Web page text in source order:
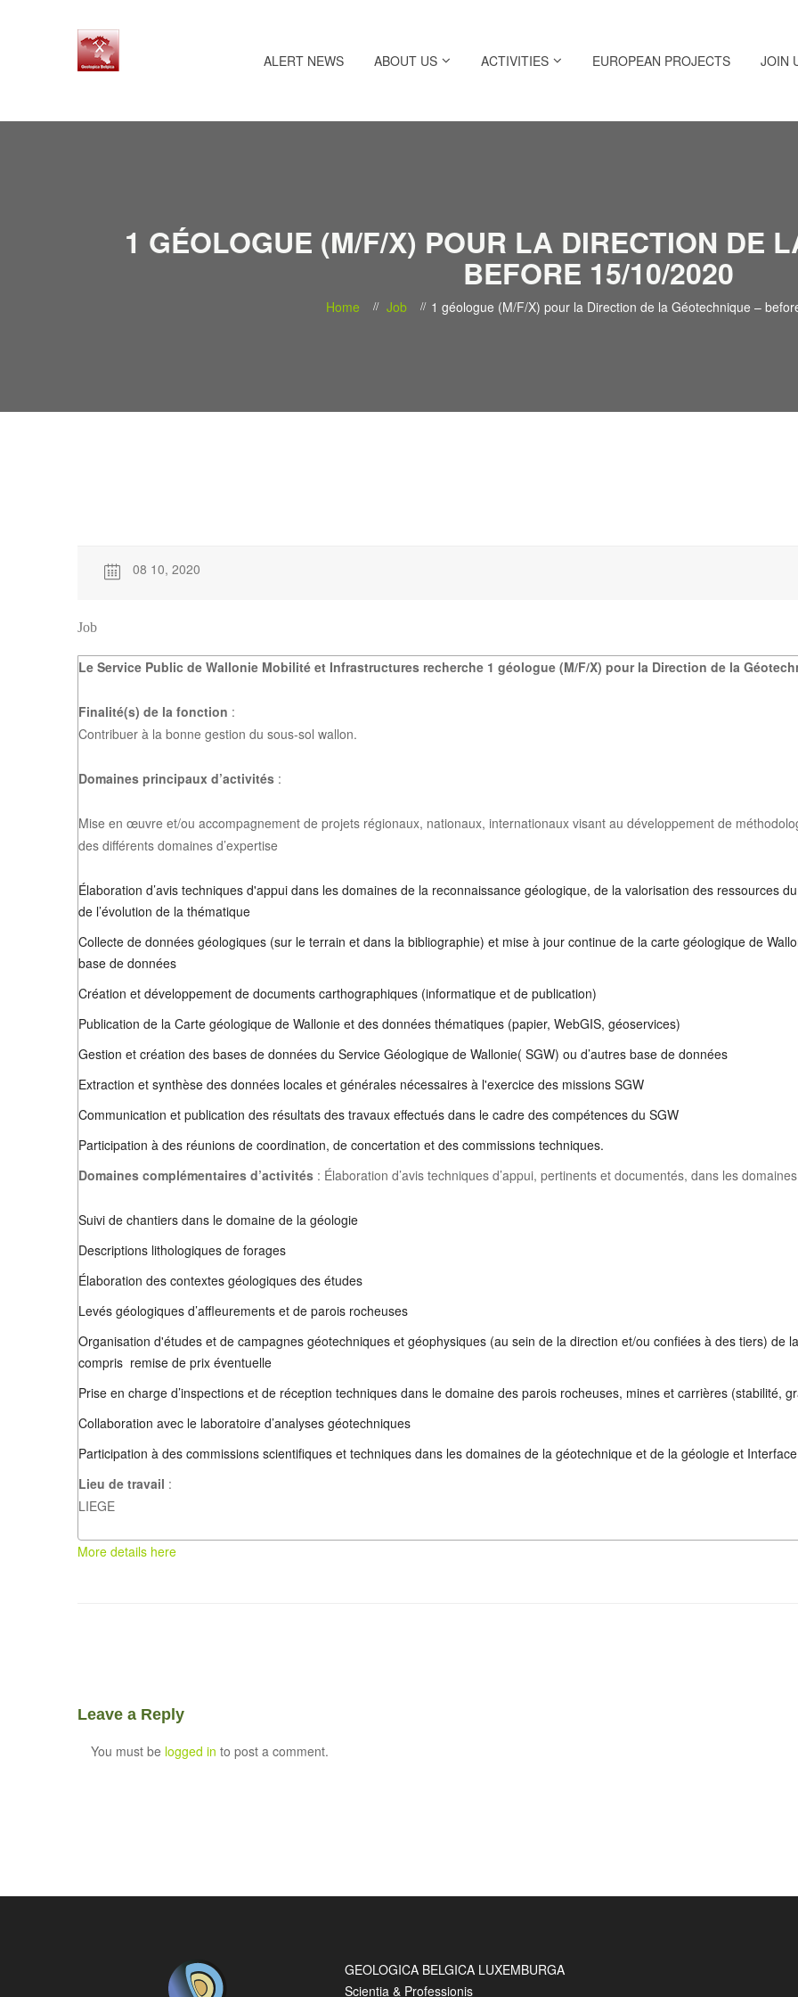
ALERT NEWS ABOUT US ACTIVITIES EUROPEAN PROJECTS JOIN
1 GÉOLOGUE (M/F/X) POUR LA DIRECTION DE
BEFORE 15/10/2020
Home Job 1 géologue (M/F/X) pour la Direction de la Géotechnique –
08 10, 2020
Job
Le Service Public de Wallonie Mobilité et Infrastructures recherche 1 géologue (M/F/X) pour la Direction de la
Finalité(s) de la fonction :
Contribuer à la bonne gestion du sous-sol wallon.
Domaines principaux d’activités :
Mise en œuvre et/ou accompagnement de projets régionaux, nationaux, internationaux visant au développement de
des différents domaines d’expertise
Élaboration d’avis techniques d'appui dans les domaines de la reconnaissance géologique, de la valorisation des ressources
de l’évolution de la thématique
Collecte de données géologiques (sur le terrain et dans la bibliographie) et mise à jour continue de la carte géologique de
base de données
Création et développement de documents carthographiques (informatique et de publication)
Publication de la Carte géologique de Wallonie et des données thématiques (papier, WebGIS, géoservices)
Gestion et création des bases de données du Service Géologique de Wallonie( SGW) ou d’autres base de données
Extraction et synthèse des données locales et générales nécessaires à l'exercice des missions SGW
Communication et publication des résultats des travaux effectués dans le cadre des compétences du SGW
Participation à des réunions de coordination, de concertation et des commissions techniques.
Domaines complémentaires d’activités : Élaboration d’avis techniques d’appui, pertinents et documentés, dans les
Suivi de chantiers dans le domaine de la géologie
Descriptions lithologiques de forages
Élaboration des contextes géologiques des études
Levés géologiques d’affleurements et de parois rocheuses
Organisation d'études et de campagnes géotechniques et géophysiques (au sein de la direction et/ou confiées à des tiers) de
compris remise de prix éventuelle
Prise en charge d’inspections et de réception techniques dans le domaine des parois rocheuses, mines et carrières (stabilité,
Collaboration avec le laboratoire d’analyses géotechniques
Participation à des commissions scientifiques et techniques dans les domaines de la géotechnique et de la géologie et
Lieu de travail :
LIEGE
More details here
Leave a Reply
You must be logged in to post a comment.
GEOLOGICA BELGICA LUXEMBURGA
Scientia & Professionis